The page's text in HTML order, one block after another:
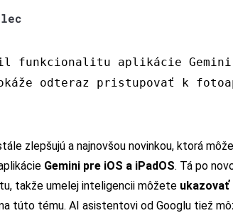
funkcionalitu aplikácie
odteraz pristupovať k
zlepšujú a najnovšou novinkou, ktorá
Gemini pre iOS a iPadOS. Tá po
takže umelej inteligencii môžete ukazovať
túto tému. AI asistentovi od Googlu tiež